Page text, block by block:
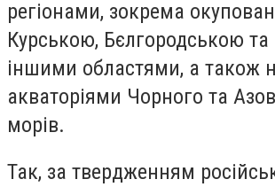
регіонами, зокрема
Курською, Бєлгородською та
іншими областями, а також
акваторіями Чорного та
морів.
Так, за твердженням